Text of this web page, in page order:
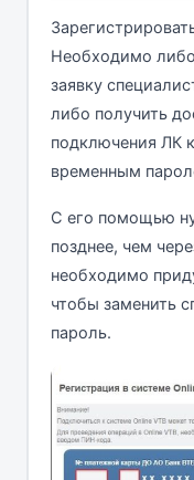
Необходимо
заявку
либо получить
подключения ЛК
временным
С его помощью
позднее, чем
необходимо
чтобы заменить
пароль.